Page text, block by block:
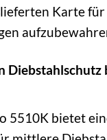
Karte für
Diebstahlschutz
5510K bietet